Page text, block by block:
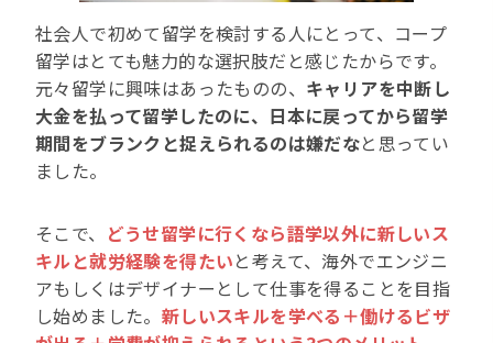
社会人で初めて留学を検討する人にとって、コープ
留学はとても魅力的な選択肢だと感じたからです。
元々留学に興味はあったものの、 キャリアを中断し
大金を払って留学したのに、日本に戻ってから留学
期間をブランクと捉えられるのは嫌だなと思ってい
ました。
そこで、 どうせ留学に行くなら語学以外に新しいス
キルと就労経験を得たいと考えて、海外でエンジニ
アもしくはデザイナーとして仕事を得ることを目指
し始めました。 新しいスキルを学べる＋働けるビザ